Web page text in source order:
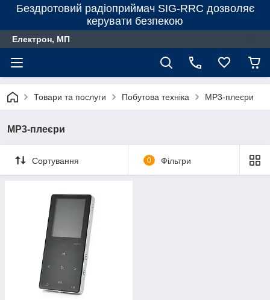
Бездротовий радіоприймач SIG-RRC дозволяє
керувати безпекою
Електрон, МП
Товари та послуги Побутова техніка MP3-плеєри
MP3-плеєри
Сортування 0 Фільтри